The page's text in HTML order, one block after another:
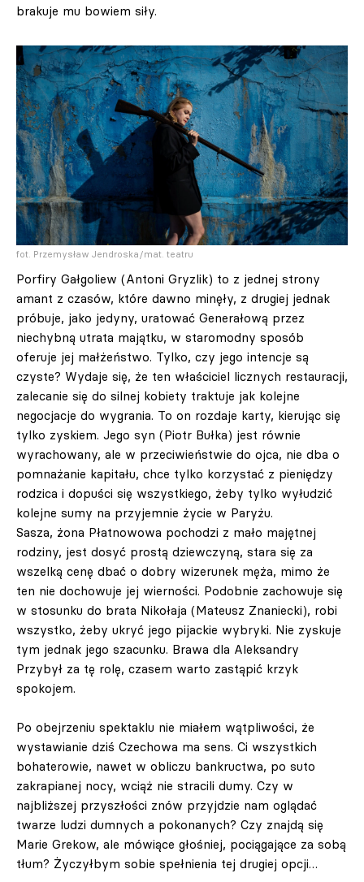
brakuje mu bowiem siły.
fot. Przemysław Jendroska/mat. teatru
Porfiry Gałgoliew (Antoni Gryzlik) to z jednej strony
amant z czasów, które dawno minęły, z drugiej jednak
próbuje, jako jedyny, uratować Generałową przez
niechybną utrata majątku, w staromodny sposób
oferuje jej małżeństwo. Tylko, czy jego intencje są
czyste? Wydaje się, że ten właściciel licznych restauracji,
zalecanie się do silnej kobiety traktuje jak kolejne
negocjacje do wygrania. To on rozdaje karty, kierując się
tylko zyskiem. Jego syn (Piotr Bułka) jest równie
wyrachowany, ale w przeciwieństwie do ojca, nie dba o
pomnażanie kapitału, chce tylko korzystać z pieniędzy
rodzica i dopuści się wszystkiego, żeby tylko wyłudzić
kolejne sumy na przyjemnie życie w Paryżu.
Sasza, żona Płatnowowa pochodzi z mało majętnej
rodziny, jest dosyć prostą dziewczyną, stara się za
wszelką cenę dbać o dobry wizerunek męża, mimo że
ten nie dochowuje jej wierności. Podobnie zachowuje się
w stosunku do brata Nikołaja (Mateusz Znaniecki), robi
wszystko, żeby ukryć jego pijackie wybryki. Nie zyskuje
tym jednak jego szacunku. Brawa dla Aleksandry
Przybył za tę rolę, czasem warto zastąpić krzyk
spokojem.
Po obejrzeniu spektaklu nie miałem wątpliwości, że
wystawianie dziś Czechowa ma sens. Ci wszystkich
bohaterowie, nawet w obliczu bankructwa, po suto
zakrapianej nocy, wciąż nie stracili dumy. Czy w
najbliższej przyszłości znów przyjdzie nam oglądać
twarze ludzi dumnych a pokonanych? Czy znajdą się
Marie Grekow, ale mówiące głośniej, pociągające za sobą
tłum? Życzyłbym sobie spełnienia tej drugiej opcji…